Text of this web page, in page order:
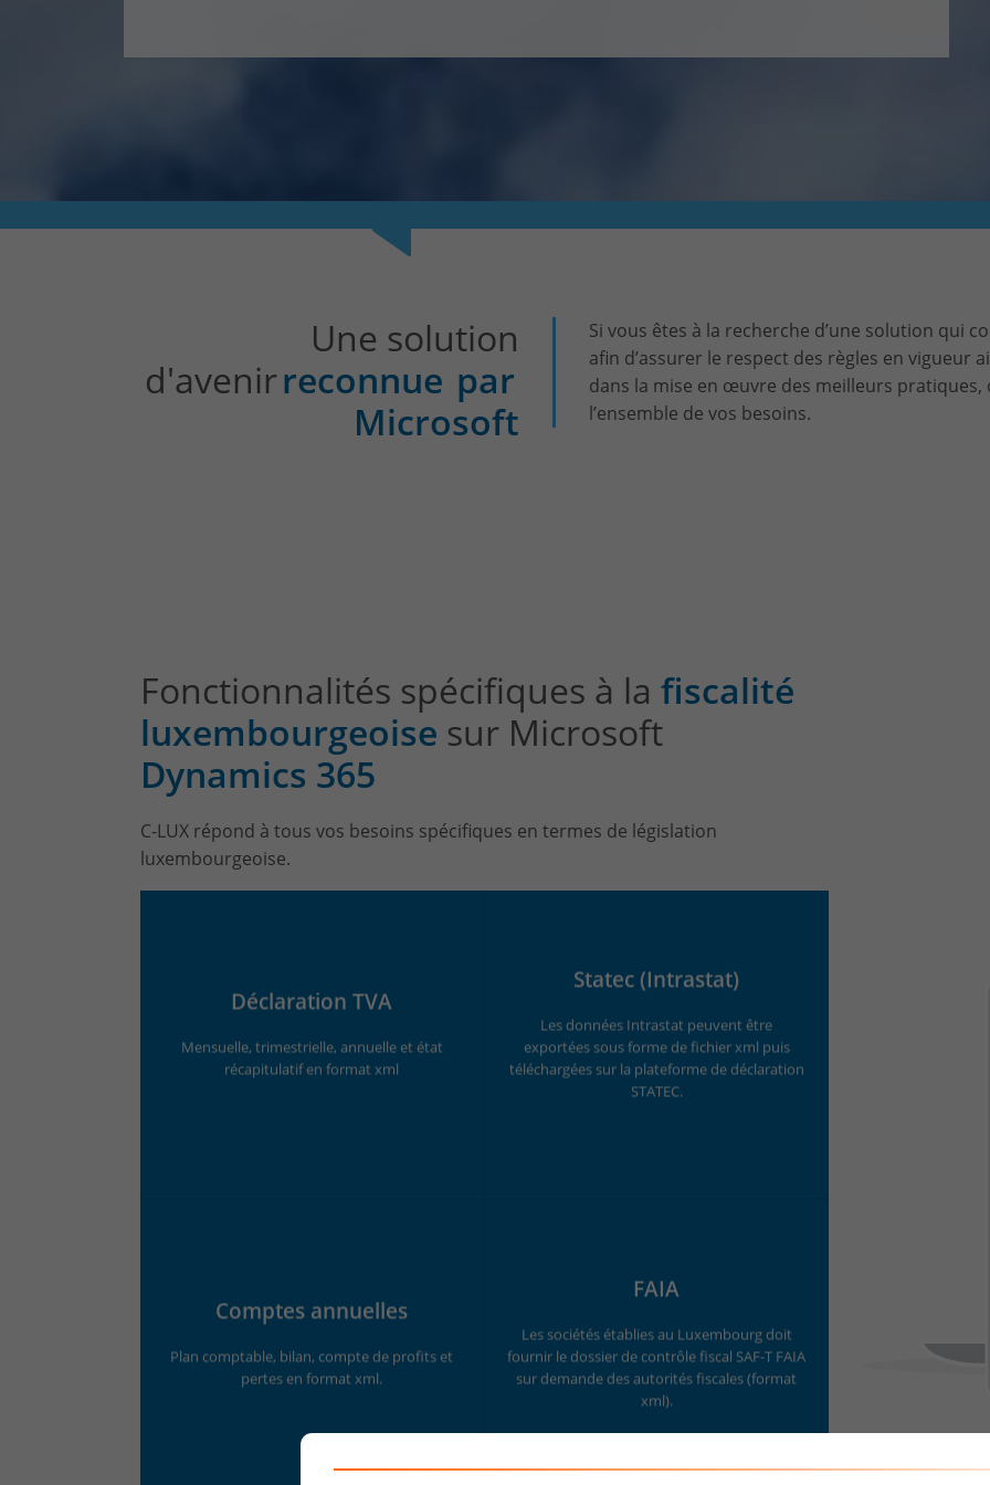
Une solution
d'avenirreconnue par
Microsoft
Si vous êtes à la recherche d’une solution qui
afin d’assurer le respect des règles en vigueur
dans la mise en œuvre des meilleurs
l’ensemble de vos besoins.
Fonctionnalités spécifiques à la fiscalité
luxembourgeoise sur Microsoft
Dynamics 365
C-LUX répond à tous vos besoins spécifiques en termes de législation
luxembourgeoise.
Déclaration TVA
Mensuelle, trimestrielle, annuelle et état
récapitulatif en format xml
Statec (Intrastat)
Les données Intrastat peuvent être
exportées sous forme de fichier xml puis
téléchargées sur la plateforme de déclaration
STATEC.
Comptes annuelles
Plan comptable, bilan, compte de profits et
pertes en format xml.
FAIA
Les sociétés établies au Luxembourg doit
fournir le dossier de contrôle fiscal SAF-T FAIA
sur demande des autorités fiscales (format
xml).